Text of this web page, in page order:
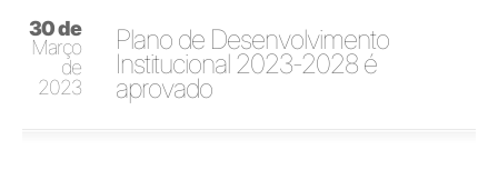
30 de
Março
de
2023
Plano de Desenvolvimento
Institucional 2023-2028 é
aprovado